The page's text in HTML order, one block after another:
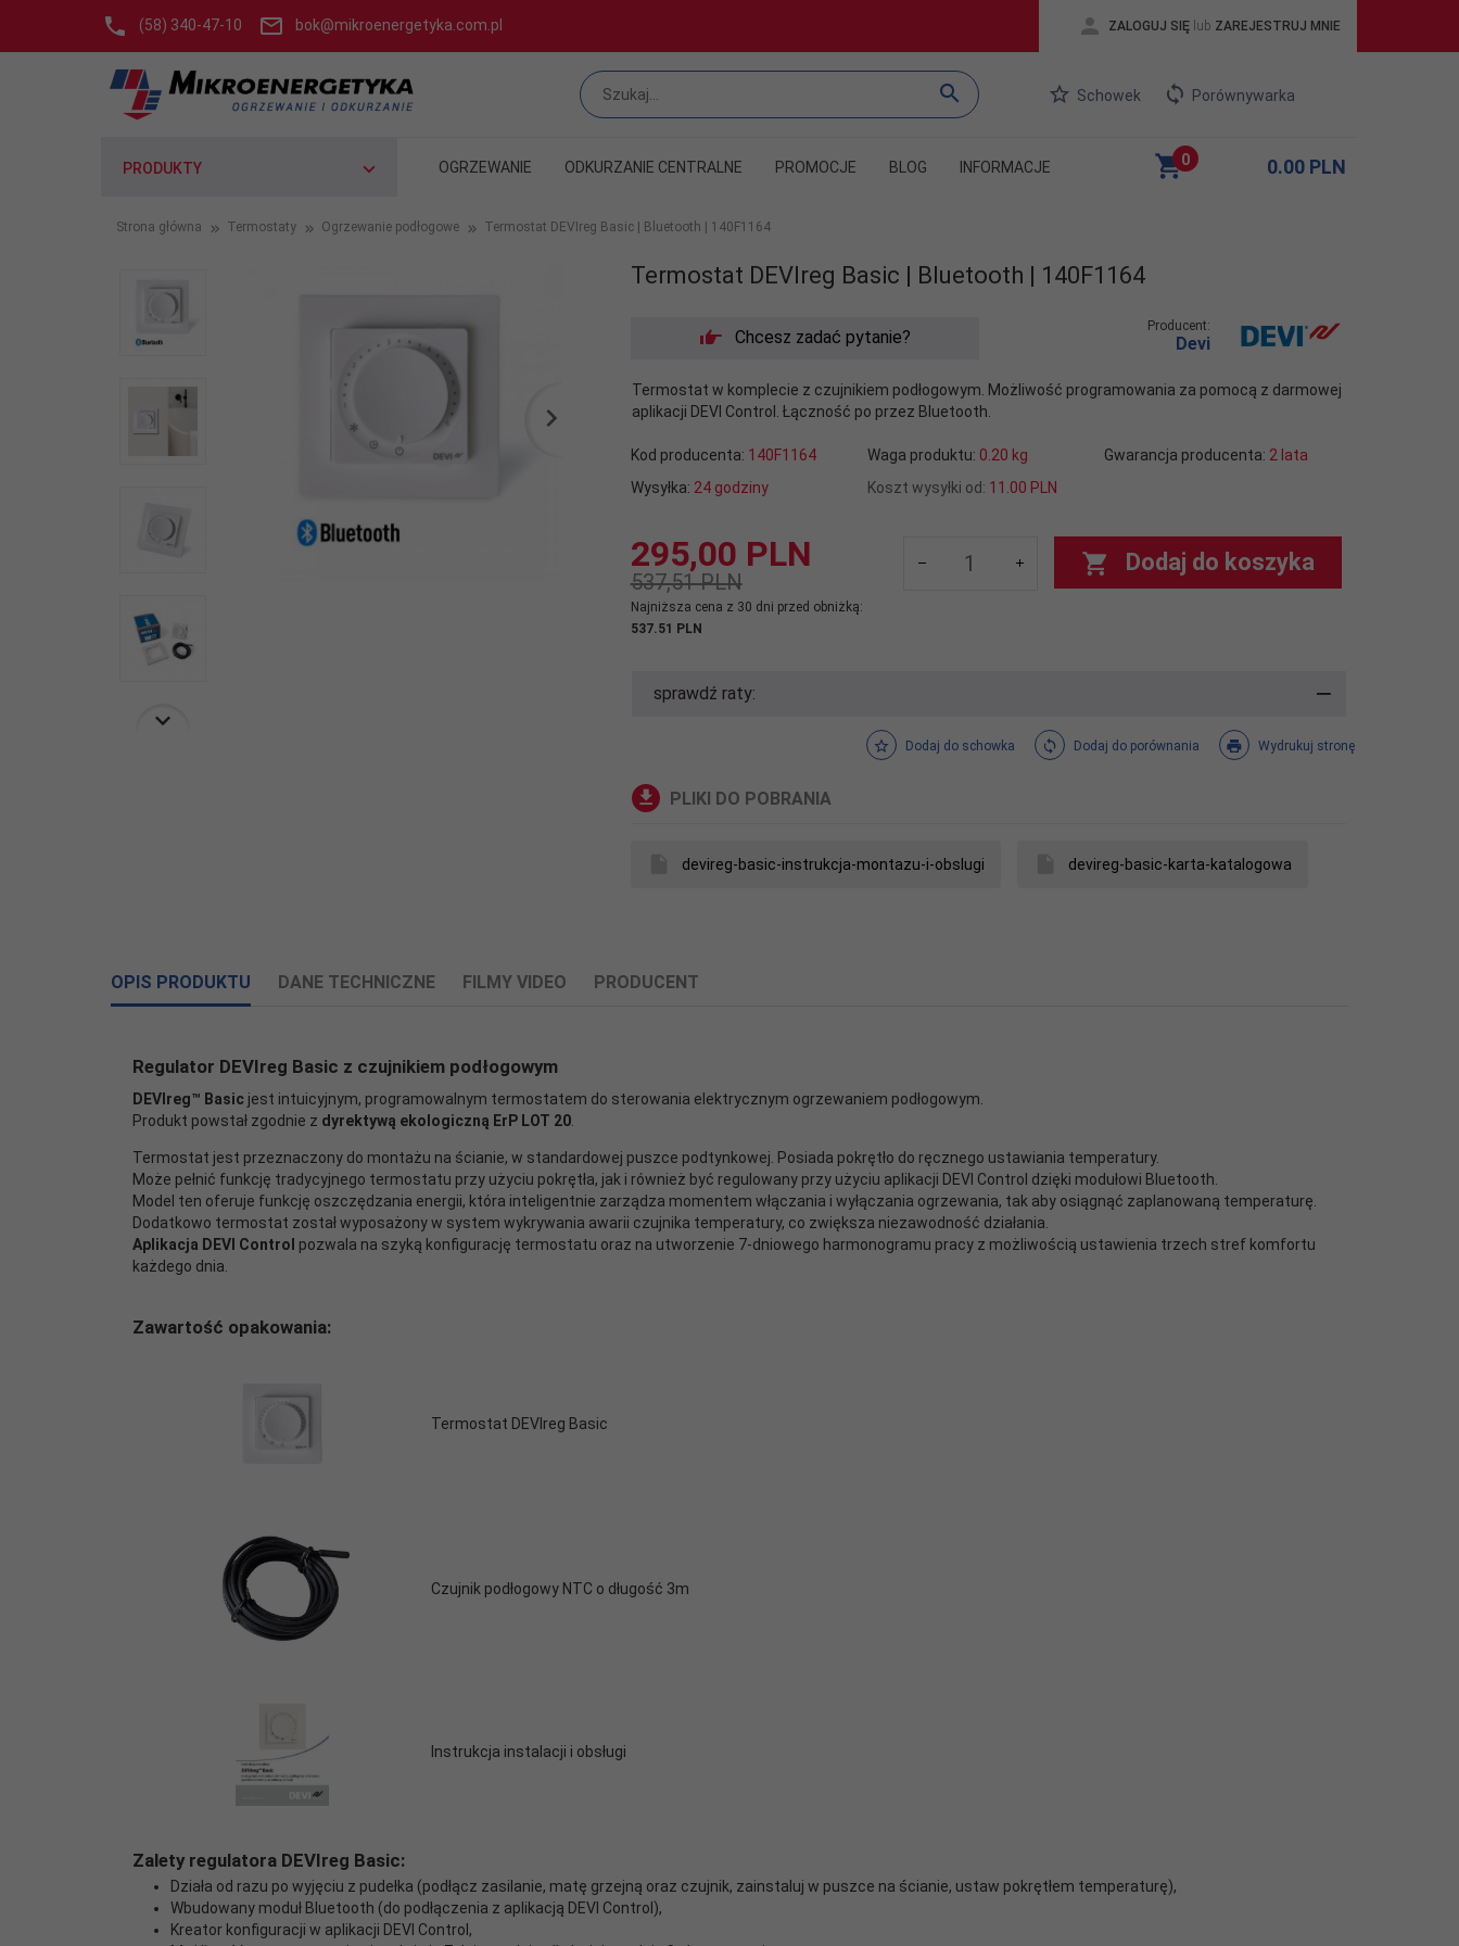
(58) 340-47-10 bok@mikroenergetyka.com.pl ZALOGUJ SIĘ lub ZAREJESTRUJ MNIE
Schowek Porównywarka
PRODUKTY OGRZEWANIE ODKURZANIE CENTRALNE PROMOCJE BLOG INFORMACJE 0 0.00PLN
Strona główna Termostaty Ogrzewanie podłogowe Termostat DEVIreg Basic | Bluetooth | 140F1164
Termostat DEVIreg Basic | Bluetooth | 140F1164
Chcesz zadać pytanie?
Producent:
Devi
Termostat w komplecie z czujnikiem podłogowym. Możliwość programowania za pomocą z darmowej
aplikacji DEVI Control. Łączność po przez Bluetooth.
Kod producenta: 140F1164 Waga produktu: 0.20 kg Gwarancja producenta: 2 lata
Wysyłka: 24 godziny Koszt wysyłki od: 11.00 PLN
295,00 PLN
537,51 PLN
Najniższa cena z 30 dni przed obniżką:
537.51 PLN
Dodaj do koszyka
sprawdź raty:
Dodaj do schowka Dodaj do porównania Wydrukuj stronę
PLIKI DO POBRANIA
devireg-basic-instrukcja-montazu-i-obslugi devireg-basic-karta-katalogowa
OPIS PRODUKTU DANE TECHNICZNE FILMY VIDEO PRODUCENT
Regulator DEVIreg Basic z czujnikiem podłogowym
DEVIreg™ Basic jest intuicyjnym, programowalnym termostatem do sterowania elektrycznym ogrzewaniem podłogowym.
Produkt powstał zgodnie z dyrektywą ekologiczną ErP LOT 20.
Termostat jest przeznaczony do montażu na ścianie, w standardowej puszce podtynkowej. Posiada pokrętło do ręcznego ustawiania temperatury.
Może pełnić funkcję tradycyjnego termostatu przy użyciu pokrętła, jak i również być regulowany przy użyciu aplikacji DEVI Control dzięki modułowi Bluetooth.
Model ten oferuje funkcję oszczędzania energii, która inteligentnie zarządza momentem włączania i wyłączania ogrzewania, tak aby osiągnąć zaplanowaną temperaturę.
Dodatkowo termostat został wyposażony w system wykrywania awarii czujnika temperatury, co zwiększa niezawodność działania.
Aplikacja DEVI Control pozwala na szyką konfigurację termostatu oraz na utworzenie 7-dniowego harmonogramu pracy z możliwością ustawienia trzech stref komfortu
każdego dnia.
Zawartość opakowania:
Termostat DEVIreg Basic
Czujnik podłogowy NTC o długość 3m
Instrukcja instalacji i obsługi
Zalety regulatora DEVIreg Basic:
Działa od razu po wyjęciu z pudełka (podłącz zasilanie, matę grzejną oraz czujnik, zainstaluj w puszce na ścianie, ustaw pokrętłem temperaturę),
Wbudowany moduł Bluetooth (do podłączenia z aplikacją DEVI Control),
Kreator konfiguracji w aplikacji DEVI Control,
Sposób
montażu
termostatu:
podtynkowy
Kolor
termostatu:
biały
tak
podtynkowy
Maks.
obciążenie
rezystancyjne:
16 A / 3680 W @ 230 V
-Instrukcja bezpieczeństwa DEVIreg Basic
Informacje dotyczące produktu obejmują adres i powiązane dane producenta produktu.
DEVI / Danfoss A/S
Nordborgvej 81
Nordborg,6430
Osoba odpowiedzialna w UE